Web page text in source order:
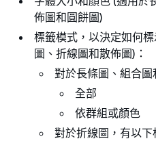
佈圖和圓餅圖)
標籤模式，以決定如何
圖、折線圖和散佈圖)：
對於長條圖、組合圖
全部
依群組或顏色
對於折線圖，有以下